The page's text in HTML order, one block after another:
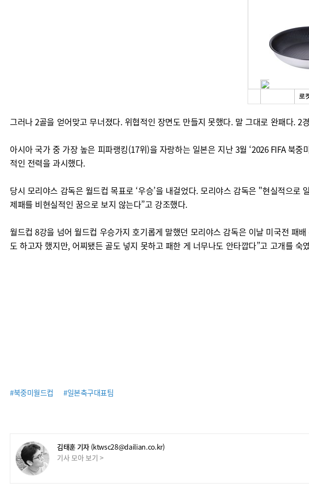
그러나 2골을 얻어맞고 무너졌다. 위협적인 장면도 만들지 못했다. 말 그대로 완패다.
아시아 국가 중 가장 높은 피파랭킹(17위)을 자랑하는 일본은 지난 3월 ‘2026 FIFA 북
적인 전력을 과시했다.
당시 모리야스 감독은 월드컵 목표로 ‘우승’을 내걸었다. 모리야스 감독은 "현실적으
제패를 비현실적인 꿈으로 보지 않는다”고 강조했다.
월드컵 8강을 넘어 월드컵 우승가지 호기롭게 말했던 모리야스 감독은 이날 미국전 패
도 하고자 했지만, 어찌됐든 골도 넣지 못하고 패한 게 너무나도 안타깝다”고 고개를 숙
#북중미월드컵 #일본축구대표팀
김태훈 기자 (ktwsc28@dailian.co.kr)
기사 모아 보기 >